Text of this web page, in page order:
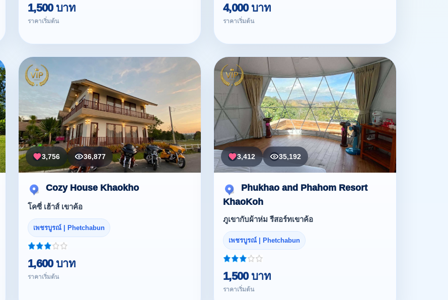
1,500 บาท
ราคาเริ่มต้น
4,000 บาท
ราคาเริ่มต้น
3,756 36,877
Cozy House Khaokho
โคซี่ เฮ้าส์ เขาค้อ
เพชรบูรณ์ | Phetchabun
1,600 บาท
ราคาเริ่มต้น
3,412 35,192
Phukhao and Phahom Resort
KhaoKoh
ภูเขากับผ้าห่ม รีสอร์ทเขาค้อ
เพชรบูรณ์ | Phetchabun
1,500 บาท
ราคาเริ่มต้น